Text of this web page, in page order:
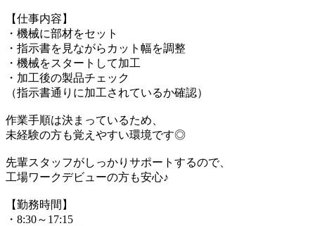
【仕事内容】
・機械に部材をセット
・指示書を見ながらカット幅を調整
・機械をスタートして加工
・加工後の製品チェック
（指示書通りに加工されているか確認）
作業手順は決まっているため、
未経験の方も覚えやすい環境です◎
先輩スタッフがしっかりサポートするので、
工場ワークデビューの方も安心♪
【勤務時間】
・8:30～17:15